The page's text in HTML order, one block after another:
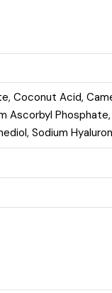
Coconut Acid,
Ascorbyl
Sodium